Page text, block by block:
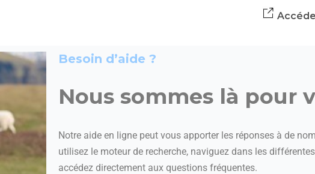
Besoin d’aide ?
Nous sommes là pour
Notre aide en ligne peut vous apporter les réponses à de
utilisez le moteur de recherche, naviguez dans les
accédez directement aux questions fréquentes.